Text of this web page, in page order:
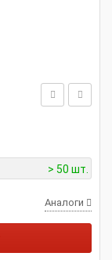
> 50 шт.
Аналоги